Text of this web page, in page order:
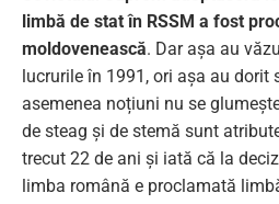
limbă de stat în RSSM a fost
moldovenească. Dar așa au
lucrurile în 1991, ori așa au dorit
asemenea noțiuni nu se
de steag și de stemă sunt
trecut 22 de ani și iată că la
limba română e proclamată